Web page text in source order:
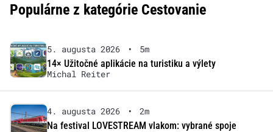
Populárne z kategórie Cestovanie
5. augusta 2026 •
5m
14× Užitočné aplikácie na turistiku a výlety
Michal Reiter
4. augusta 2026 •
2m
Na festival LOVESTREAM vlakom: vybrané spoje